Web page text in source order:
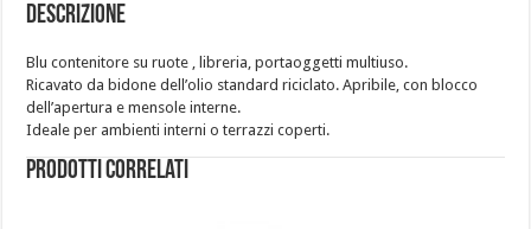
Descrizione
Blu contenitore su ruote , libreria, portaoggetti multiuso.
Ricavato da bidone dell’olio standard riciclato. Apribile, con blocco
dell’apertura e mensole interne.
Ideale per ambienti interni o terrazzi coperti.
Prodotti correlati